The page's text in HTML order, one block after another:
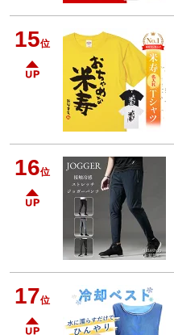
15位
16位
17位